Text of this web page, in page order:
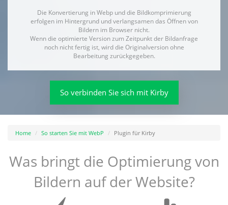
Die Konvertierung in Webp und die Bildkomprimierung
erfolgen im Hintergrund und verlangsamen das Öffnen von
Bildern im Browser nicht.
Wenn die optimierte Version zum Zeitpunkt der Bildanfrage
noch nicht fertig ist, wird die Originalversion ohne
Bearbeitung zurückgegeben.
So verbinden Sie sich mit Kirby
Home So starten Sie mit WebP Plugin für Kirby
Was bringt die Optimierung von
Bildern auf der Website?